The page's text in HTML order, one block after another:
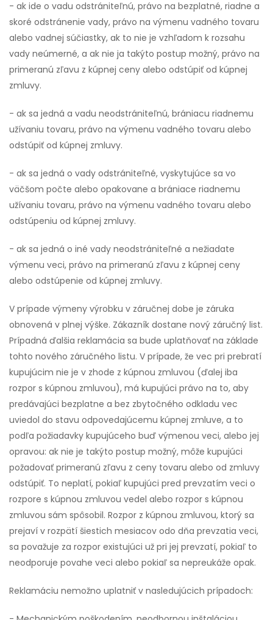
- ak ide o vadu odstrániteľnú, právo na bezplatné, riadne a
skoré odstránenie vady, právo na výmenu vadného tovaru
alebo vadnej súčiastky, ak to nie je vzhľadom k rozsahu
vady neúmerné, a ak nie ja takýto postup možný, právo na
primeranú zľavu z kúpnej ceny alebo odstúpiť od kúpnej
zmluvy.
- ak sa jedná a vadu neodstrániteľnú, brániacu riadnemu
užívaniu tovaru, právo na výmenu vadného tovaru alebo
odstúpiť od kúpnej zmluvy.
- ak sa jedná o vady odstrániteľné, vyskytujúce sa vo
väčšom počte alebo opakovane a brániace riadnemu
užívaniu tovaru, právo na výmenu vadného tovaru alebo
odstúpeniu od kúpnej zmluvy.
- ak sa jedná o iné vady neodstrániteľné a nežiadate
výmenu veci, právo na primeranú zľavu z kúpnej ceny
alebo odstúpenie od kúpnej zmluvy.
V prípade výmeny výrobku v záručnej dobe je záruka
obnovená v plnej výške. Zákazník dostane nový záručný list.
Prípadná ďalšia reklamácia sa bude uplatňovať na základe
tohto nového záručného listu. V prípade, že vec pri prebratí
kupujúcim nie je v zhode z kúpnou zmluvou (ďalej iba
rozpor s kúpnou zmluvou), má kupujúci právo na to, aby
predávajúci bezplatne a bez zbytočného odkladu vec
uviedol do stavu odpovedajúcemu kúpnej zmluve, a to
podľa požiadavky kupujúceho buď výmenou veci, alebo jej
opravou: ak nie je takýto postup možný, môže kupujúci
požadovať primeranú zľavu z ceny tovaru alebo od zmluvy
odstúpiť. To neplatí, pokiaľ kupujúci pred prevzatím veci o
rozpore s kúpnou zmluvou vedel alebo rozpor s kúpnou
zmluvou sám spôsobil. Rozpor z kúpnou zmluvou, ktorý sa
prejaví v rozpätí šiestich mesiacov odo dňa prevzatia veci,
sa považuje za rozpor existujúci už pri jej prevzatí, pokiaľ to
neodporuje povahe veci alebo pokiaľ sa nepreukáže opak.
Reklamáciu nemožno uplatniť v nasledujúcich prípadoch: